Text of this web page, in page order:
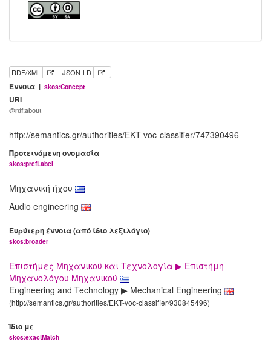
RDF/XML JSON-LD
Έννοια | skos:Concept
URI
@rdf:about
http://semantics.gr/authorities/EKT-voc-classifier/747390496
Προτεινόμενη ονομασία
skos:prefLabel
Μηχανική ήχου
Audio engineering
Ευρύτερη έννοια (από ίδιο λεξιλόγιο)
skos:broader
Επιστήμες Μηχανικού και Τεχνολογία ▶ Επιστήμη
Μηχανολόγου Μηχανικού
Engineering and Technology ▶ Mechanical Engineering
(http://semantics.gr/authorities/EKT-voc-classifier/930845496)
Ίδιο με
skos:exactMatch